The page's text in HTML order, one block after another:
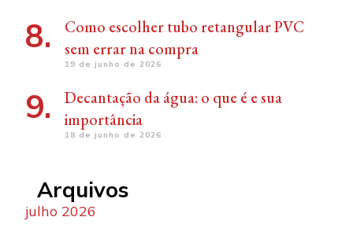
Como escolher tubo retangular PVC
sem errar na compra
19 de junho de 2026
Decantação da água: o que é e sua
importância
18 de junho de 2026
Arquivos
julho 2026